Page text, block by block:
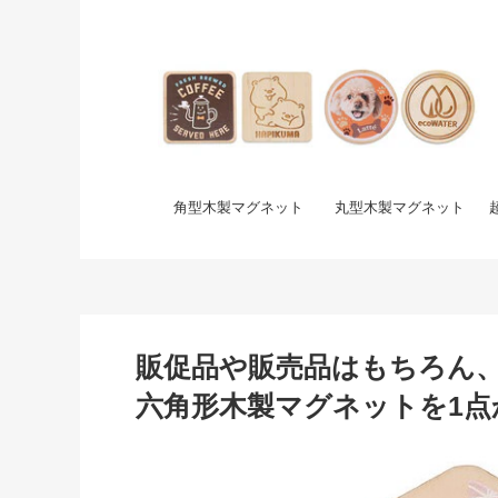
角型木製マグネット 丸型木製マグネット
販促品や販売品はもちろん
六角形木製マグネットを1